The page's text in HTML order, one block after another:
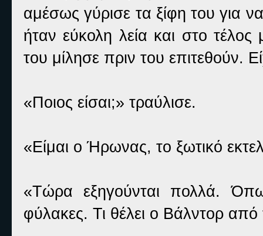
αμέσως γύρισε τα ξίφη του για
ήταν εύκολη λεία και στο
του μίλησε πριν του επιτεθούν.
«Ποιος είσαι;» τραύλισε.
«Είμαι ο Ήρωνας, το ξωτικό
«Τώρα εξηγούνται πολλά.
φύλακες. Τι θέλει ο Βάλντορ από